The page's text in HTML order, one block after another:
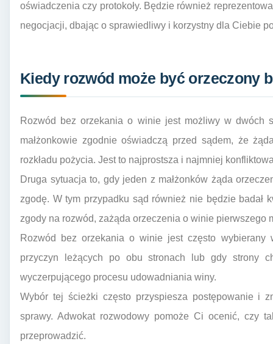
oświadczenia czy protokoły. Będzie również
negocjacji, dbając o sprawiedliwy i korzystny dla Ciebie
Kiedy rozwód może być orzeczony
Rozwód bez orzekania o winie jest możliwy w dwóch
małżonkowie zgodnie oświadczą przed sądem, że
rozkładu pożycia. Jest to najprostsza i najmniej
Druga sytuacja to, gdy jeden z małżonków żąda
zgodę. W tym przypadku sąd również nie będzie badał
zgody na rozwód, zażąda orzeczenia o winie pierwszego
Rozwód bez orzekania o winie jest często wybierany
przyczyn leżących po obu stronach lub gdy strony
wyczerpującego procesu udowadniania winy.
Wybór tej ścieżki często przyspiesza postępowanie i
sprawy. Adwokat rozwodowy pomoże Ci ocenić, czy
przeprowadzić.